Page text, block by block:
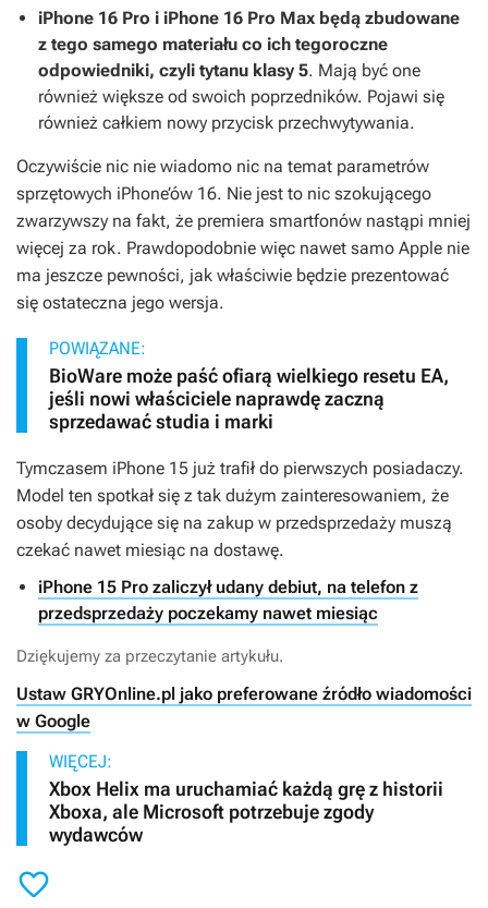
iPhone 16 Pro i iPhone 16 Pro Max będą zbudowane
z tego samego materiału co ich tegoroczne
odpowiedniki, czyli tytanu klasy 5. Mają być one
również większe od swoich poprzedników. Pojawi się
również całkiem nowy przycisk przechwytywania.
Oczywiście nic nie wiadomo nic na temat parametrów
sprzętowych iPhone’ów 16. Nie jest to nic szokującego
zwarzywszy na fakt, że premiera smartfonów nastąpi mniej
więcej za rok. Prawdopodobnie więc nawet samo Apple nie
ma jeszcze pewności, jak właściwie będzie prezentować
się ostateczna jego wersja.
POWIĄZANE:
BioWare może paść ofiarą wielkiego resetu EA,
jeśli nowi właściciele naprawdę zaczną
sprzedawać studia i marki
Tymczasem iPhone 15 już trafił do pierwszych posiadaczy.
Model ten spotkał się z tak dużym zainteresowaniem, że
osoby decydujące się na zakup w przedsprzedaży muszą
czekać nawet miesiąc na dostawę.
iPhone 15 Pro zaliczył udany debiut, na telefon z
przedsprzedaży poczekamy nawet miesiąc
Dziękujemy za przeczytanie artykułu.
Ustaw GRYOnline.pl jako preferowane źródło wiadomości
w Google
WIĘCEJ:
Xbox Helix ma uruchamiać każdą grę z historii
Xboxa, ale Microsoft potrzebuje zgody
wydawców
